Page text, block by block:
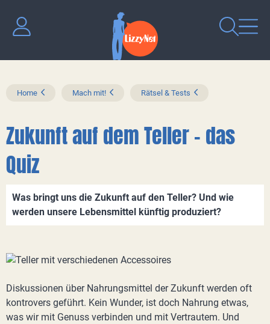
Home Mach mit! Rätsel & Tests
Zukunft auf dem Teller - das
Quiz
Was bringt uns die Zukunft auf den Teller? Und wie
werden unsere Lebensmittel künftig produziert?
Diskussionen über Nahrungsmittel der Zukunft werden oft
kontrovers geführt. Kein Wunder, ist doch Nahrung etwas,
was wir mit Genuss verbinden und mit Vertrautem. Und